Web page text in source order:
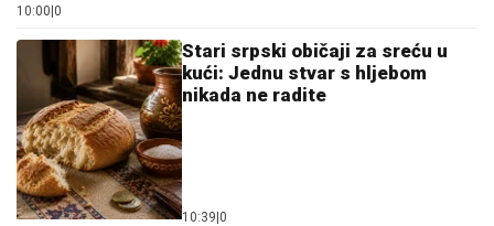
10:00 0
Stari srpski običaji za sreću u
kući: Jednu stvar s hljebom
nikada ne radite
10:39 0